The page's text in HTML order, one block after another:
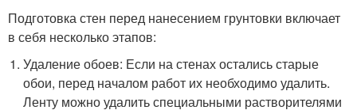
Подготовка стен перед нанесением грунтовки включает
в себя несколько этапов:
Удаление обоев: Если на стенах остались старые
обои, перед началом работ их необходимо удалить.
Ленту можно удалить специальными растворителями